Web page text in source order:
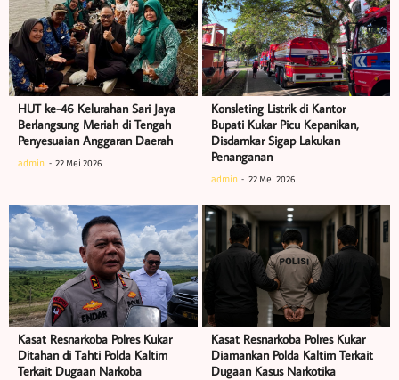
HUT ke-46 Kelurahan Sari Jaya
Berlangsung Meriah di Tengah
Penyesuaian Anggaran Daerah
admin 22 Mei 2026
Konsleting Listrik di Kantor
Bupati Kukar Picu Kepanikan,
Disdamkar Sigap Lakukan
Penanganan
admin 22 Mei 2026
Kasat Resnarkoba Polres Kukar
Ditahan di Tahti Polda Kaltim
Terkait Dugaan Narkoba
Kasat Resnarkoba Polres Kukar
Diamankan Polda Kaltim Terkait
Dugaan Kasus Narkotika